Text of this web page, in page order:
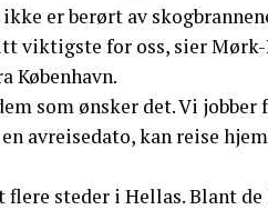
er berørt av
viktigste for oss, sier Mørk-
København.
som ønsker det. Vi
avreisedato, kan reise
steder i Hellas. Blant